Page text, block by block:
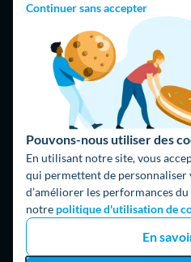
Continuer sans accepter
Pouvons-nous utiliser des
En utilisant notre site, vous
qui permettent de
d’améliorer les performances
notre politique d'utilisation de
En
09 75 18 60 60
75018
Fait avec ⚡
© 2026 Hello Watt |CGU|